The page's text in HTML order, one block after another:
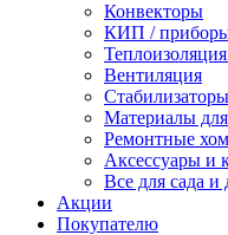
Конвекторы
КИП / приборы
Вентиляция
Материалы
Ремонтные
Аксессуары и
Все для сада и
Акции
Покупателю